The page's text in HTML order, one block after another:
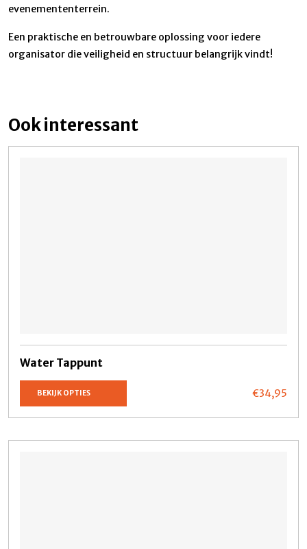
evenemententerrein.
Een praktische en betrouwbare oplossing voor iedere
organisator die veiligheid en structuur belangrijk vindt!
Ook interessant
Water Tappunt
BEKIJK OPTIES €34,95